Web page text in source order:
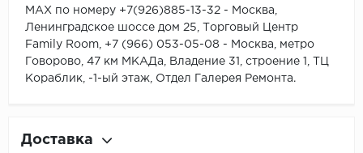
MAX по номеру +7(926)885-13-32 - Москва,
Ленинградское шоссе дом 25, Торговый Центр
Family Room, +7 (966) 053-05-08 - Москва, метро
Говорово, 47 км МКАДа, Владение 31, строение 1, ТЦ
Кораблик, -1-ый этаж, Отдел Галерея Ремонта.
Доставка